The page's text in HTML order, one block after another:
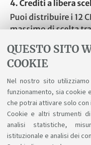
QUESTO SITO
COOKIE
Nel nostro sito
funzionamento, sia cookie
che potrai attivare solo con
Cookie e altri strumenti
analisi statistiche,
istituzionale e analisi dei
4. Crediti a libera
Puoi distribuire i 12
massimo di scelta
crediti). Il Tirocinio
poi. Potrai scegliere
nell'Ateneo erogati
andrà in
l'approvazione al
del corso, pagina
L'elenco degli
disponibile per